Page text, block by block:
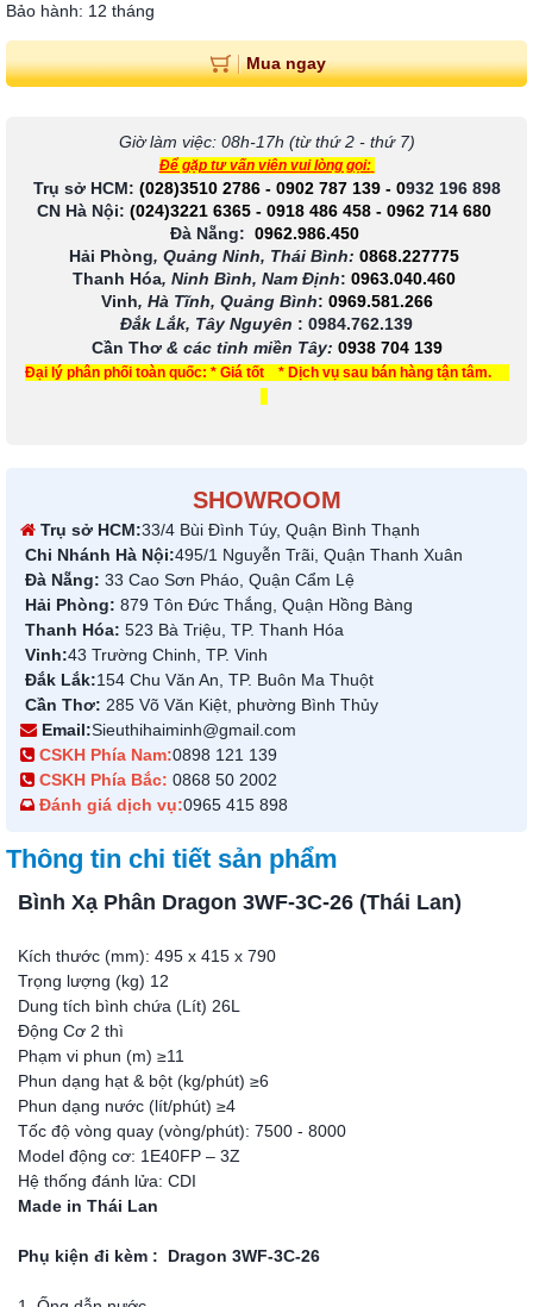
Bảo hành: 12 tháng
Mua ngay
Giờ làm việc: 08h-17h (từ thứ 2 - thứ 7)
Để gặp tư vấn viên vui lòng gọi:
Trụ sở HCM: (028)3510 2786 - 0902 787 139- 0932 196 898
CN Hà Nội: (024)3221 6365 - 0918 486 458 - 0962 714 680
Đà Nẵng: 0962.986.450
Hải Phòng, Quảng Ninh, Thái Bình: 0868.227775
Thanh Hóa, Ninh Bình, Nam Định: 0963.040.460
Vinh, Hà Tĩnh, Quảng Bình: 0969.581.266
Đắk Lắk, Tây Nguyên : 0984.762.139
Cần Thơ & các tỉnh miền Tây: 0938 704 139
Đại lý phân phối toàn quốc: * Giá tốt * Dịch vụ sau bán hàng tận tâm.
SHOWROOM
Trụ sở HCM:33/4 Bùi Đình Túy, Quận Bình Thạnh
Chi Nhánh Hà Nội:495/1 Nguyễn Trãi, Quận Thanh Xuân
Đà Nẵng: 33 Cao Sơn Pháo, Quận Cẩm Lệ
Hải Phòng: 879 Tôn Đức Thắng, Quận Hồng Bàng
Thanh Hóa: 523 Bà Triệu, TP. Thanh Hóa
Vinh:43 Trường Chinh, TP. Vinh
Đắk Lắk:154 Chu Văn An, TP. Buôn Ma Thuột
Cần Thơ: 285 Võ Văn Kiệt, phường Bình Thủy
Email:Sieuthihaiminh@gmail.com
CSKH Phía Nam:0898 121 139
CSKH Phía Bắc: 0868 50 2002
Đánh giá dịch vụ:0965 415 898
Thông tin chi tiết sản phẩm
Bình Xạ Phân Dragon 3WF-3C-26 (Thái Lan)
Kích thước (mm): 495 x 415 x 790
Trọng lượng (kg) 12
Dung tích bình chứa (Lít) 26L
Động Cơ 2 thì
Phạm vi phun (m) ≥11
Phun dạng hạt & bột (kg/phút) ≥6
Phun dạng nước (lít/phút) ≥4
Tốc độ vòng quay (vòng/phút): 7500 - 8000
Model động cơ: 1E40FP – 3Z
Hệ thống đánh lửa: CDI
Made in Thái Lan
Phụ kiện đi kèm : Dragon 3WF-3C-26